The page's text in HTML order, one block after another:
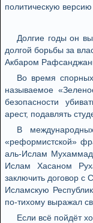
политическую версию
Долгие годы он
долгой борьбы за
Акбаром
Во время
называемое
безопасности
арест, подавлять
В
«реформистской»
аль-Ислам
Ислам Хасаном
заключить договор
Исламскую
по-тихому выражал
Если всё пойдёт